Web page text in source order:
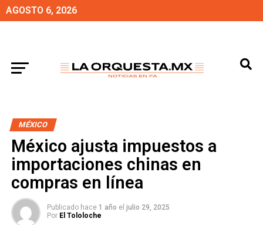
AGOSTO 6, 2026
MÉXICO
México ajusta impuestos a
importaciones chinas en
compras en línea
Publicado hace 1 año el julio 29, 2025
Por El Tololoche